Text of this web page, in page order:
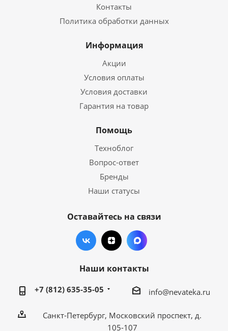
Контакты
Политика обработки данных
Информация
Акции
Условия оплаты
Условия доставки
Гарантия на товар
Помощь
Техноблог
Вопрос-ответ
Бренды
Наши статусы
Оставайтесь на связи
Наши контакты
+7 (812) 635-35-05 info@nevateka.ru
Санкт-Петербург, Московский проспект, д.
105-107